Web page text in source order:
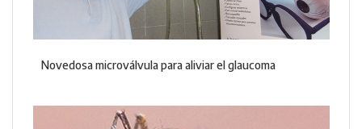
Novedosa microválvula para aliviar el glaucoma